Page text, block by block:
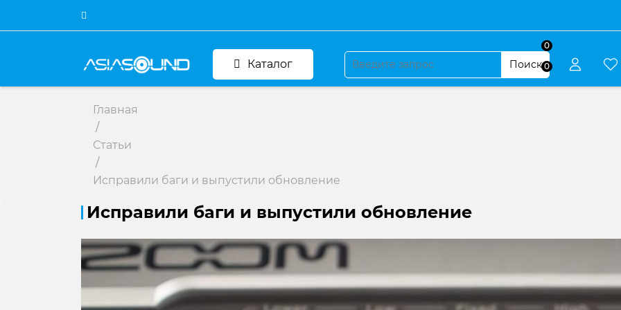
Каталог Поиск
0
0
Главная
/
Статьи
/
Исправили баги и выпустили обновление
Исправили баги и выпустили обновление